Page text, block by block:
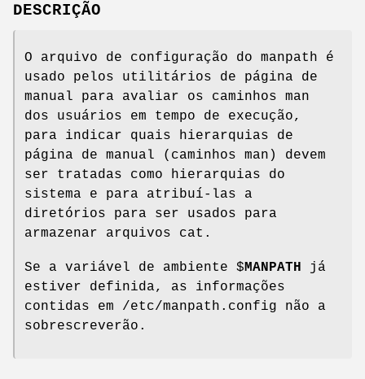
DESCRIÇÃO
O arquivo de configuração do manpath é
usado pelos utilitários de página de
manual para avaliar os caminhos man
dos usuários em tempo de execução,
para indicar quais hierarquias de
página de manual (caminhos man) devem
ser tratadas como hierarquias do
sistema e para atribuí-las a
diretórios para ser usados para
armazenar arquivos cat.
Se a variável de ambiente $MANPATH já
estiver definida, as informações
contidas em /etc/manpath.config não a
sobrescreverão.